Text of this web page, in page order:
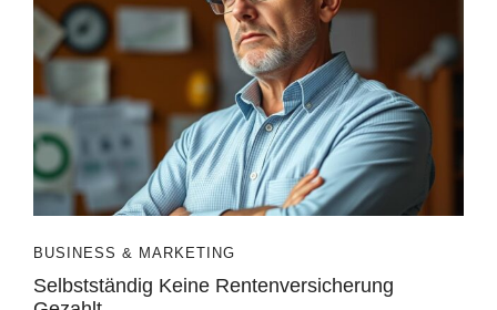
BUSINESS & MARKETING
Selbstständig Keine Rentenversicherung